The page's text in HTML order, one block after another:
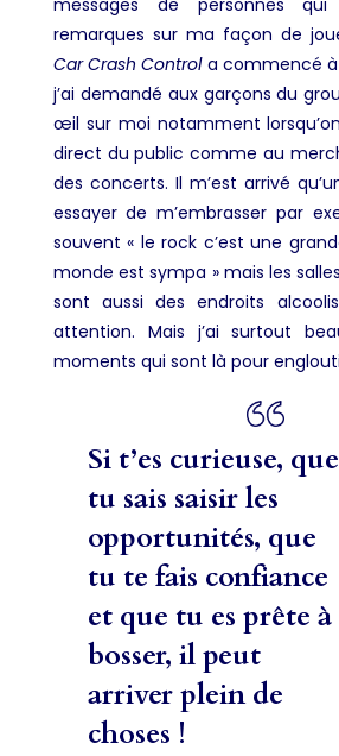
remarques sur ma façon de
Car Crash Controla commencé à
j’ai demandé aux garçons du
œil sur moi notamment
direct du public comme au
des concerts. Il m’est arrivé
essayer de m’embrasser par
souvent « le rock c’est une
monde est sympa » mais les
sont aussi des endroits
attention. Mais j’ai surtout
moments qui sont là pour
Si t’es curieuse, que
tu sais saisir les
opportunités, que
tu te fais confiance
et que tu es prête à
bosser, il peut
arriver plein de
choses !